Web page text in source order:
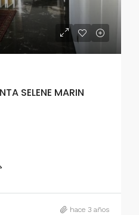
SELENE MARIN
hace 3 años